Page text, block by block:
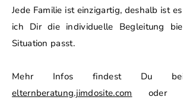
Jede Familie ist einzigartig, deshalb ist
ich Dir die individuelle Begleitung
Situation passt.
Mehr Infos findest Du
elternberatung.jimdosite.com oder